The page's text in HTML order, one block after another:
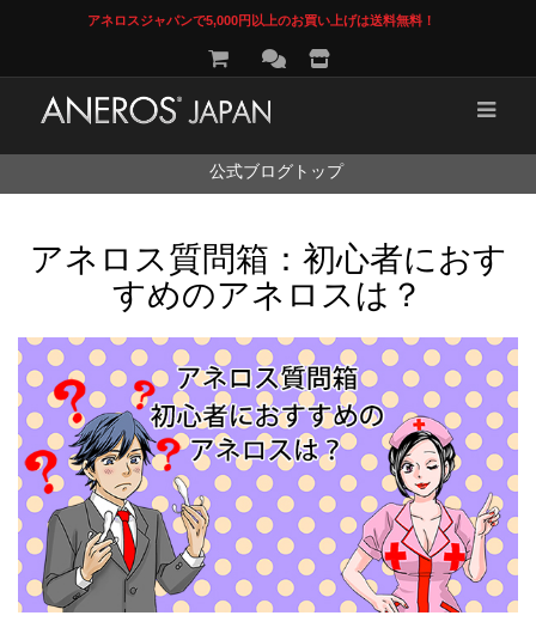
アネロスジャパンで5,000円以上のお買い上げは送料無料！
公式ブログトップ
アネロス質問箱：初心者におす
すめのアネロスは？